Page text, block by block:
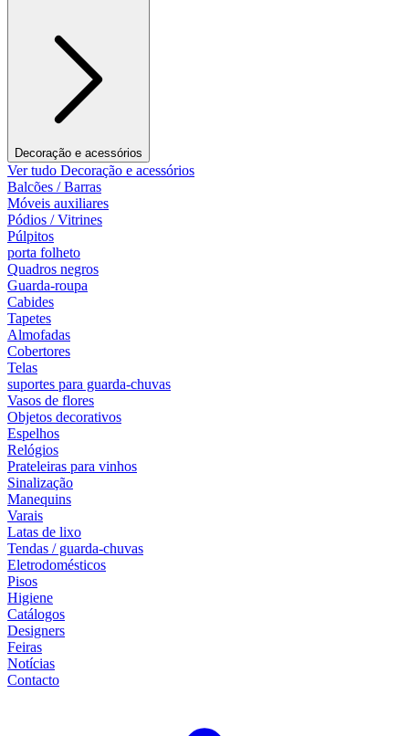
Decoração e acessórios
Ver tudo Decoração e acessórios
Balcões / Barras
Móveis auxiliares
Pódios / Vitrines
Púlpitos
porta folheto
Quadros negros
Guarda-roupa
Cabides
Tapetes
Almofadas
Cobertores
Telas
suportes para guarda-chuvas
Vasos de flores
Objetos decorativos
Espelhos
Relógios
Prateleiras para vinhos
Sinalização
Manequins
Varais
Latas de lixo
Tendas / guarda-chuvas
Eletrodomésticos
Pisos
Higiene
Catálogos
Designers
Feiras
Notícias
Contacto